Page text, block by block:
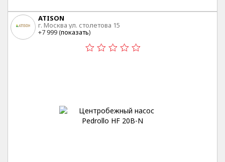
ATISON
г. Москва ул. столетова 15
+7 999 (показать)